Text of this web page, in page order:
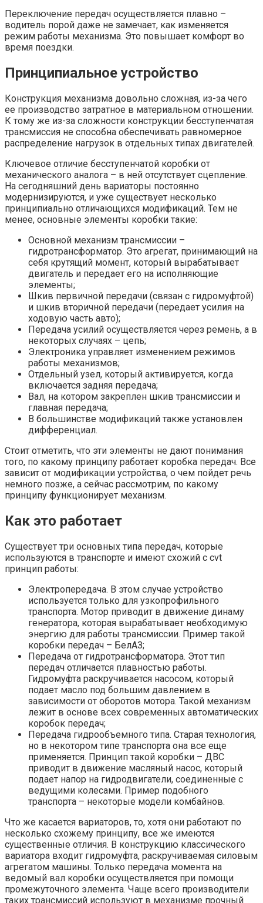
Переключение передач осуществляется плавно –
водитель порой даже не замечает, как изменяется
режим работы механизма. Это повышает комфорт во
время поездки.
Принципиальное устройство
Конструкция механизма довольно сложная, из-за чего
ее производство затратное в материальном отношении.
К тому же из-за сложности конструкции бесступенчатая
трансмиссия не способна обеспечивать равномерное
распределение нагрузок в отдельных типах двигателей.
Ключевое отличие бесступенчатой коробки от
механического аналога – в ней отсутствует сцепление.
На сегодняшний день вариаторы постоянно
модернизируются, и уже существует несколько
принципиально отличающихся модификаций. Тем не
менее, основные элементы коробки такие:
Основной механизм трансмиссии –
гидротрансформатор. Это агрегат, принимающий на
себя крутящий момент, который вырабатывает
двигатель и передает его на исполняющие
элементы;
Шкив первичной передачи (связан с гидромуфтой)
и шкив вторичной передачи (передает усилия на
ходовую часть авто);
Передача усилий осуществляется через ремень, а в
некоторых случаях – цепь;
Электроника управляет изменением режимов
работы механизмов;
Отдельный узел, который активируется, когда
включается задняя передача;
Вал, на котором закреплен шкив трансмиссии и
главная передача;
В большинстве модификаций также установлен
дифференциал.
Стоит отметить, что эти элементы не дают понимания
того, по какому принципу работает коробка передач. Все
зависит от модификации устройства, о чем пойдет речь
немного позже, а сейчас рассмотрим, по какому
принципу функционирует механизм.
Как это работает
Существует три основных типа передач, которые
используются в транспорте и имеют схожий с cvt
принцип работы:
Электропередача. В этом случае устройство
используется только для узкопрофильного
транспорта. Мотор приводит в движение динаму
генератора, которая вырабатывает необходимую
энергию для работы трансмиссии. Пример такой
коробки передач – БелАЗ;
Передача от гидротрансформатора. Этот тип
передач отличается плавностью работы.
Гидромуфта раскручивается насосом, который
подает масло под большим давлением в
зависимости от оборотов мотора. Такой механизм
лежит в основе всех современных автоматических
коробок передач;
Передача гидрообъемного типа. Старая технология,
но в некотором типе транспорта она все еще
применяется. Принцип такой коробки – ДВС
приводит в движение масляный насос, который
подает напор на гидродвигатели, соединенные с
ведущими колесами. Пример подобного
транспорта – некоторые модели комбайнов.
Что же касается вариаторов, то, хотя они работают по
несколько схожему принципу, все же имеются
существенные отличия. В конструкцию классического
вариатора входит гидромуфта, раскручиваемая силовым
агрегатом машины. Только передача момента на
ведомый вал коробки осуществляется при помощи
промежуточного элемента. Чаще всего производители
таких трансмиссий используют в механизме прочный